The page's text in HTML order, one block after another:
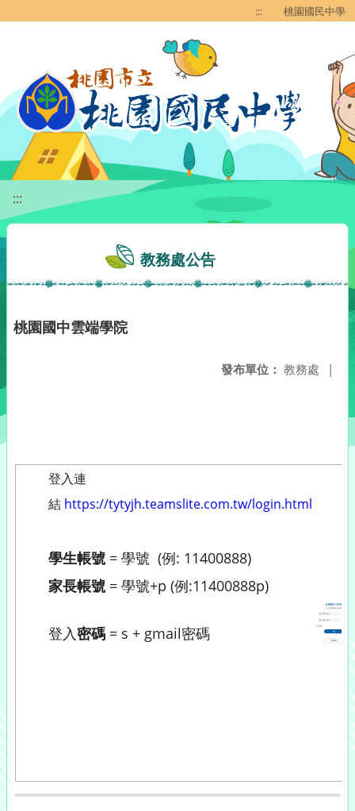
::: 桃園國民中學
:::
教務處公告
桃園國中雲端學院
發布單位： 教務處 |
登入連
結 https://tytyjh.teamslite.com.tw/login.html
學生帳號 = 學號 (例: 11400888)
家長帳號 = 學號+p (例:11400888p)
登入密碼 = s + gmail密碼